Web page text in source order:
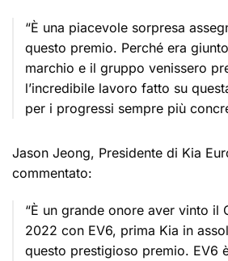
“È una piacevole sorpresa
questo premio. Perché era
marchio e il gruppo venissero
l’incredibile lavoro fatto su
per i progressi sempre più
Jason Jeong, Presidente di Kia
commentato:
“È un grande onore aver vinto il
2022 con EV6, prima Kia in
questo prestigioso premio. EV6